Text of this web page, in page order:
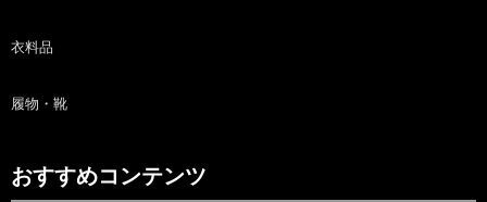
衣料品
履物・靴
おすすめコンテンツ